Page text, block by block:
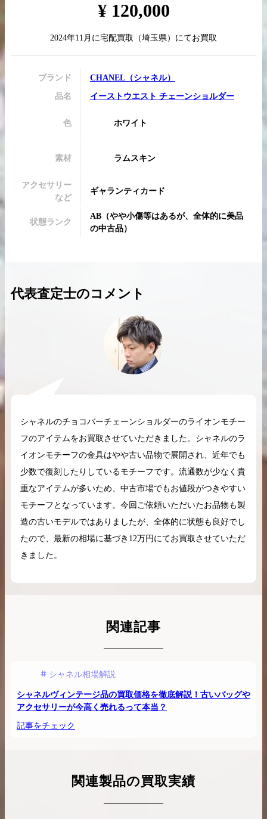
買取実績はこちらから
希少なリザード素材のバーキンの買取価格や
バーキン相場解説
取相場や高く売れ
ケリー相場解
コラムをさらにみる
¥ 120,000
2024年11月 に宅配買取 （埼玉県）にてお買取
ブランド CHANEL （シャネル）
品名 イーストウエスト チェーンショルダー
色 ホワイト
素材 ラムスキン
アクセサリー
など
ギャランティカード
状態ランク
AB （やや小傷等はあるが、全体的に美品
の中古品）
代表査定士のコメント
シャネルのチョコバーチェーンショルダーのライオンモチー
フのアイテムをお買取させていただきました。シャネルのラ
イオンモチーフの金具はやや古い品物で展開され、近年でも
少数で復刻したりしているモチーフです。流通数が少なく貴
重なアイテムが多いため、中古市場でもお値段がつきやすい
モチーフとなっています。今回ご依頼いただいたお品物も製
造の古いモデルではありましたが、全体的に状態も良好でし
たので、最新の相場に基づき12万円にてお買取させていただ
きました。
関連記事
シャネル相場解説
シャネルヴィンテージ品の買取価格を徹底解説！古いバッグや
アクセサリーが今高く売れるって本当？
記事をチェック
関連製品の買取実績